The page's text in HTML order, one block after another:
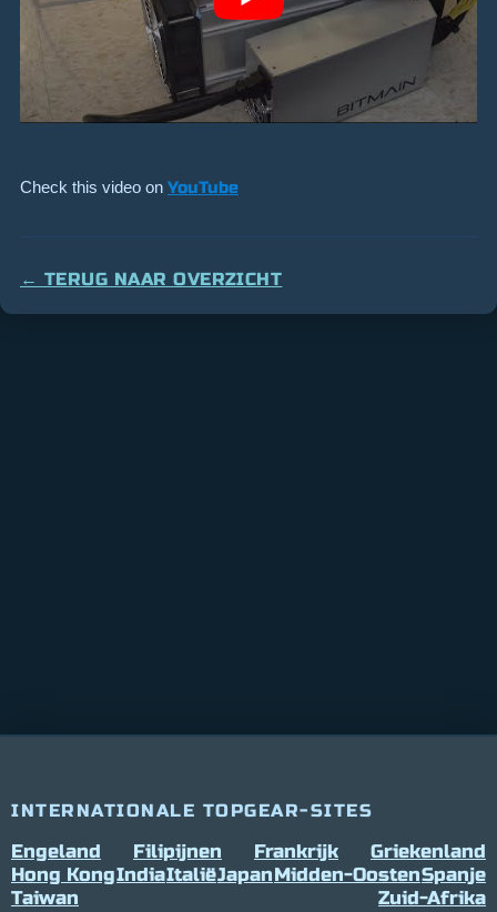
Check this video on YouTube
← TERUG NAAR OVERZICHT
INTERNATIONALE TOPGEAR-SITES
Engeland Filipijnen Frankrijk
Griekenland
Hong KongIndiaItaliëJapanMidden-OostenSpanje
Taiwan
Zuid-Afrika